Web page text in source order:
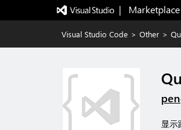
|   Marketplace
Visual Studio Code > Other >
显示